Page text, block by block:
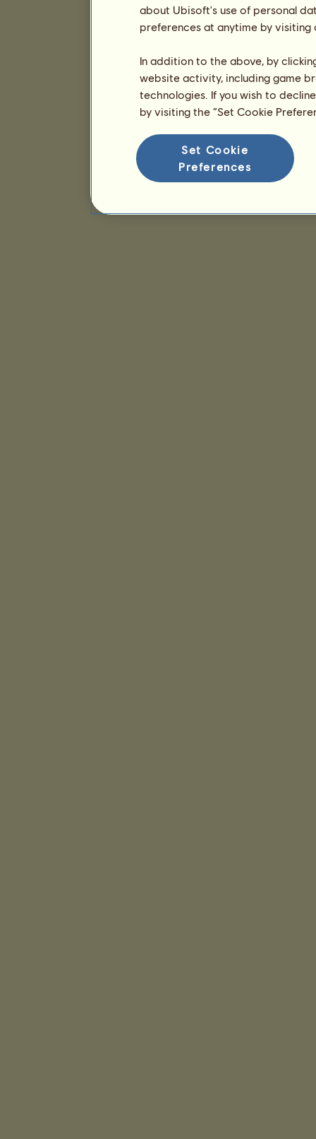
about Ubisoft's use of personal
preferences at anytime by
In addition to the above, by
website activity, including game
technologies. If you wish to
by visiting the “Set Cookie
Set Cookie
Preferences